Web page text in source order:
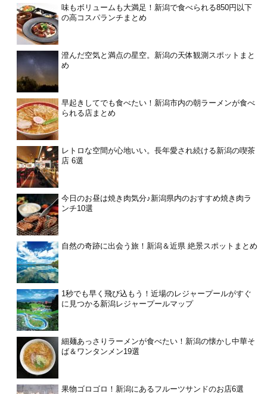
味もボリュームも大満足！新潟で食べられる850円以下
の高コスパランチまとめ
澄んだ空気と満点の星空。新潟の天体観測スポットまと
め
早起きしてでも食べたい！新潟市内の朝ラーメンが食べ
られる店まとめ
レトロな空間が心地いい。長年愛され続ける新潟の喫茶
店 6選
今日のお昼は焼き肉気分♪新潟県内のおすすめ焼き肉ラ
ンチ10選
自然の奇跡に出会う旅！新潟＆近県 絶景スポットまとめ
1秒でも早く飛び込もう！近場のレジャープールがすぐ
に見つかる新潟レジャープールマップ
細麺あっさりラーメンが食べたい！新潟の懐かし中華そ
ば＆ワンタンメン19選
果物ゴロゴロ！新潟にあるフルーツサンドのお店6選